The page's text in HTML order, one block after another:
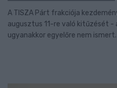
A TISZA Párt frakciója
augusztus 11-re való kitűzését
ugyanakkor egyelőre nem ismert.